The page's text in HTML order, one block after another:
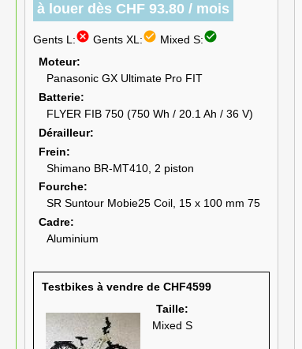
à louer dès CHF 93.80 / mois
Gents L:cancel Gents XL:check_circle Mixed S:check_circle
Moteur
Panasonic GX Ultimate Pro FIT
Batterie
FLYER FIB 750 (750 Wh / 20.1 Ah / 36 V)
Dérailleur
Frein
Shimano BR-MT410, 2 piston
Fourche
SR Suntour Mobie25 Coil, 15 x 100 mm 75
Cadre
Aluminium
Testbikes à vendre de CHF4599
Taille:
Mixed S